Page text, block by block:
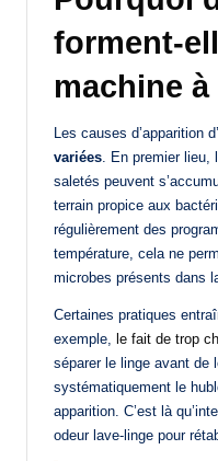
forment-
machine à
Les causes d’apparition d’
variées . En premier
saletés peuvent
terrain propice aux
régulièrement des
température, cela ne
microbes présents dans
Certaines pratiques
exemple, le fait de trop
séparer le linge avant de
systématiquement le
apparition. C’est là
odeur lave-linge pour